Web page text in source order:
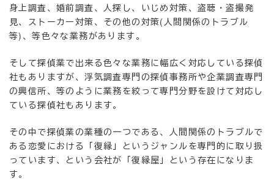
身上調査、婚前調査、人探し、いじめ対策、盗聴・盗撮発
見、ストーカー対策、その他の対策(人間関係のトラブル
等)、等色々な業務があります。
そして探偵業で出来る色々な業務に幅広く対応している探偵
社もありますが、浮気調査専門の探偵事務所や企業調査専門
の興信所、等のように業務を絞って専門分野を設けて対応し
ている探偵社もあります。
その中で探偵業の業種の一つである、人間関係のトラブルで
ある恋愛における「復縁」というジャンルを専門的に取り扱
っています、という会社が「復縁屋」という存在になりま
す。